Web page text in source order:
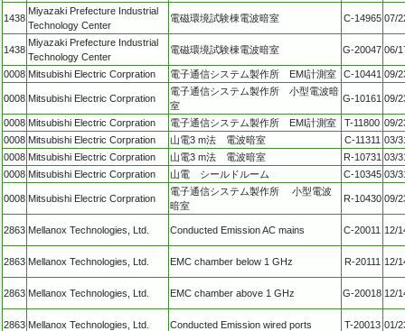
1438
Miyazaki Prefecture Industrial
Technology Center
電磁環境試験棟電波暗室 C-14965 07/
1438
Miyazaki Prefecture Industrial
Technology Center
電磁環境試験棟電波暗室 G-20047 06/
0008 Mitsubishi Electric Corpration 電子通信システム製作所 EMI計測室 C-10441 09/
0008 Mitsubishi Electric Corpration
電子通信システム製作所 小型電波暗
室
G-10161 09/
0008 Mitsubishi Electric Corpration 電子通信システム製作所 EMI計測室 T-11800 09/
0008 Mitsubishi Electric Corpration 山電3 m法 電波暗室 C-11311 03/
0008 Mitsubishi Electric Corpration 山電3 m法 電波暗室 R-10731 03/
0008 Mitsubishi Electric Corpration 山電 シールドルーム C-10345 03/
0008 Mitsubishi Electric Corpration
電子通信システム製作所 小型電波
暗室
R-10430 09/
2863 Mellanox Technologies, Ltd. Conducted Emission AC mains C-20011 12/
2863 Mellanox Technologies, Ltd. EMC chamber below 1 GHz R-20111 12/
2863 Mellanox Technologies, Ltd. EMC chamber above 1 GHz G-20018 12/
2863 Mellanox Technologies, Ltd. Conducted Emission wired ports T-20013 01/